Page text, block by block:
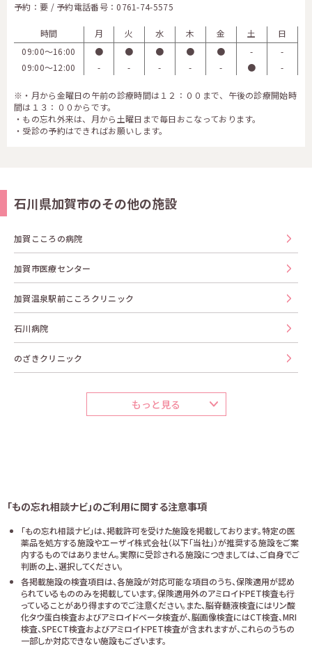
予約：要 / 予約電話番号： 0761-74-5575
時間 月 火 水 木 金 土
日
09:00〜16:00
● ● ● ● ● -
-
09:00〜12:00
- - - - - ● -
※・月から金曜日の午前の診療時間は１２：００まで、午後の診療開始時
間は１３：００からです。
・もの忘れ外来は、月から土曜日まで毎日おこなっております。
・受診の予約はできればお願いします。
石川県加賀市のその他の施設
加賀こころの病院
加賀市医療センター
加賀温泉駅前こころクリニック
石川病院
のざきクリニック
もっと見る
「もの忘れ相談ナビ」のご利用に関する注意事項
「もの忘れ相談ナビ」は、掲載許可を受けた施設を掲載しております。特定の医
薬品を処方する施設やエーザイ株式会社（以下「当社」）が推奨する施設をご案
内するものではありません。実際に受診される施設につきましては、ご自身でご
判断の上、選択してください。
各掲載施設の検査項目は、各施設が対応可能な項目のうち、保険適用が認め
られているもののみを掲載しています。保険適用外のアミロイドPET検査も行
っていることがあり得ますのでご注意ください。また、脳脊髄液検査にはリン酸
化タウ蛋白検査およびアミロイドベータ検査が、脳画像検査にはCT検査、MRI
検査、SPECT検査およびアミロイドPET検査が含まれますが、これらのうちの
一部しか対応できない施設もございます。